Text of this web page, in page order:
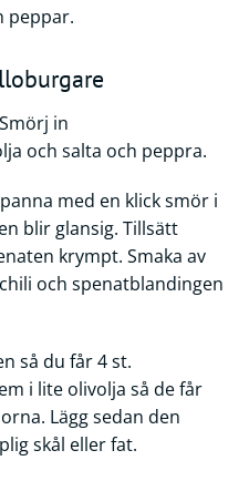
peppar.
in
och salta och peppra.
med en klick smör i
blir glansig. Tillsätt
krympt. Smaka av
och spenatblandingen
så du får 4 st.
i lite olivolja så de får
Lägg sedan den
skål eller fat.